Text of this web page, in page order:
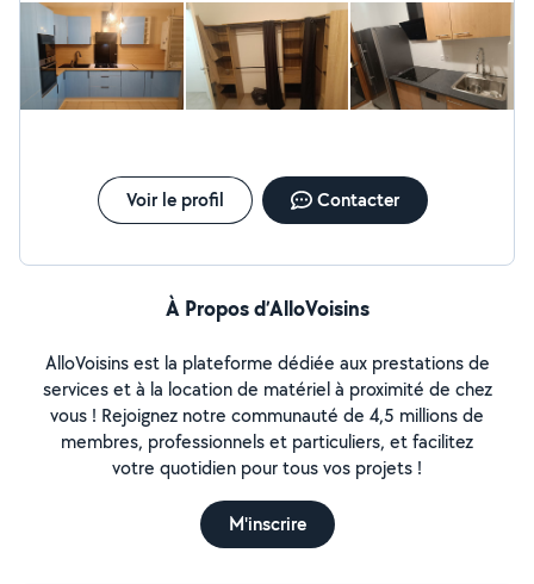
notre rendez-vous, Ok…Cela peut arriver. Il l’a donc reporté à
aujourd’hui en m’assurant qu’il viendrait. Malheureusement, je
n’ai encore eu aucune nouvelle, pas de réponse lorsque je
tente de le joindre, Mais en ligne sur allo voisin…Je trouve que
cela manque de sérieux et de professionnalisme. Lorsqu’on a un
empêchement, la moindre des choses est de prévenir la
Voir le profil Contacter
À Propos d’AlloVoisins
AlloVoisins est la plateforme dédiée aux prestations de
services et à la location de matériel à proximité de chez
vous ! Rejoignez notre communauté de 4,5 millions de
membres, professionnels et particuliers, et facilitez
votre quotidien pour tous vos projets !
M'inscrire